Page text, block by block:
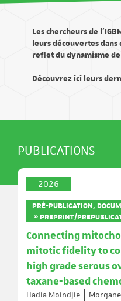
Les chercheurs de
leurs découvertes
reflet du dynamisme
Découvrez ici leurs
PUBLICATIONS
2026
PRÉ-PUBLICATION,
» PREPRINT/
Connecting
mitotic fidelity to
high grade serous
taxane-based
Hadia Moindjie